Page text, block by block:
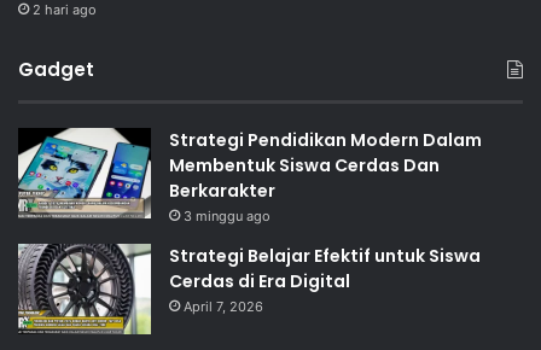
2 hari ago
Gadget
Strategi Pendidikan Modern Dalam
Membentuk Siswa Cerdas Dan
Berkarakter
3 minggu ago
Strategi Belajar Efektif untuk Siswa
Cerdas di Era Digital
April 7, 2026